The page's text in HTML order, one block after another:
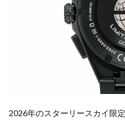
2026年のスターリースカイ限